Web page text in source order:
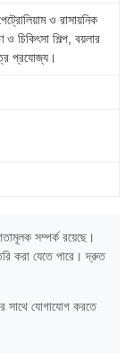
ও রাসায়নিক
চিকিৎসা শিল্প, বয়লার
প্রযোজ্য।
সম্পর্ক রয়েছে।
করা যেতে পারে। দ্রুত
যোগাযোগ করতে